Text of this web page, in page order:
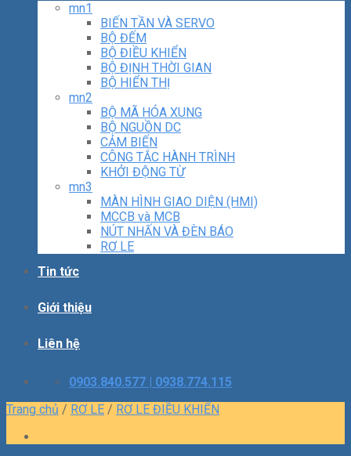
mn1
BIẾN TẦN VÀ SERVO
BỘ ĐẾM
BỘ ĐIỀU KHIỂN
BỘ ĐỊNH THỜI GIAN
BỘ HIỂN THỊ
mn2
BỘ MÃ HÓA XUNG
BỘ NGUỒN DC
CẢM BIẾN
CÔNG TẮC HÀNH TRÌNH
KHỞI ĐỘNG TỪ
mn3
MÀN HÌNH GIAO DIỆN (HMI)
MCCB và MCB
NÚT NHẤN VÀ ĐÈN BÁO
RƠ LE
Tin tức
Giới thiệu
Liên hệ
0903.840.577 | 0938.774.115
Trang chủ / RƠ LE / RƠ LE ĐIỀU KHIỂN